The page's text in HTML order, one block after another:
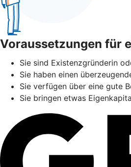
Voraussetzungen für
Sie sind Existenzgründerin
Sie haben einen
Sie verfügen über eine gute
Sie bringen etwas